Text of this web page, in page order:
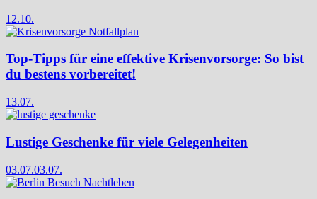
12.10.
Top-Tipps für eine effektive Krisenvorsorge: So bist
du bestens vorbereitet!
13.07.
Lustige Geschenke für viele Gelegenheiten
03.07.03.07.